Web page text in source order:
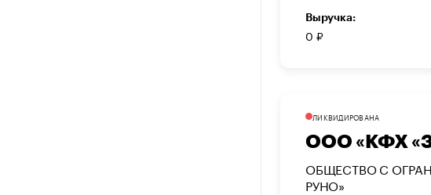
Выручка:
0 ₽
ЛИКВИДИРОВАНА
ООО «КФХ
ОБЩЕСТВО С
РУНО»